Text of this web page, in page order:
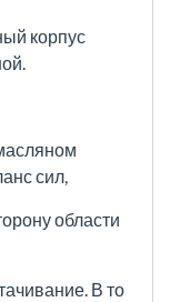
корпус
сил,
области
В то